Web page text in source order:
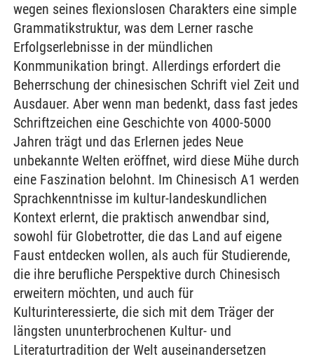
wegen seines flexionslosen Charakters eine simple
Grammatikstruktur, was dem Lerner rasche
Erfolgserlebnisse in der mündlichen
Konmmunikation bringt. Allerdings erfordert die
Beherrschung der chinesischen Schrift viel Zeit und
Ausdauer. Aber wenn man bedenkt, dass fast jedes
Schriftzeichen eine Geschichte von 4000-5000
Jahren trägt und das Erlernen jedes Neue
unbekannte Welten eröffnet, wird diese Mühe durch
eine Faszination belohnt. Im Chinesisch A1 werden
Sprachkenntnisse im kultur-landeskundlichen
Kontext erlernt, die praktisch anwendbar sind,
sowohl für Globetrotter, die das Land auf eigene
Faust entdecken wollen, als auch für Studierende,
die ihre berufliche Perspektive durch Chinesisch
erweitern möchten, und auch für
Kulturinteressierte, die sich mit dem Träger der
längsten ununterbrochenen Kultur- und
Literaturtradition der Welt auseinandersetzen